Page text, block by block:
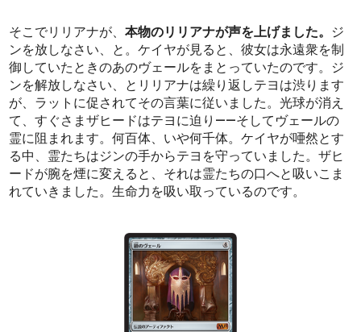
そこでリリアナが、本物のリリアナが声を上げました。 ジ
ンを放しなさい、と。ケイヤが見ると、彼女は永遠衆を制
御していたときのあのヴェールをまとっていたのです。ジ
ンを解放しなさい、とリリアナは繰り返しテヨは渋ります
が、ラットに促されてその言葉に従いました。光球が消え
て、すぐさまザヒードはテヨに迫り――そしてヴェールの
霊に阻まれます。何百体、いや何千体。ケイヤが唖然とす
る中、霊たちはジンの手からテヨを守っていました。ザヒ
ードが腕を煙に変えると、それは霊たちの口へと吸いこま
れていきました。生命力を吸い取っているのです。